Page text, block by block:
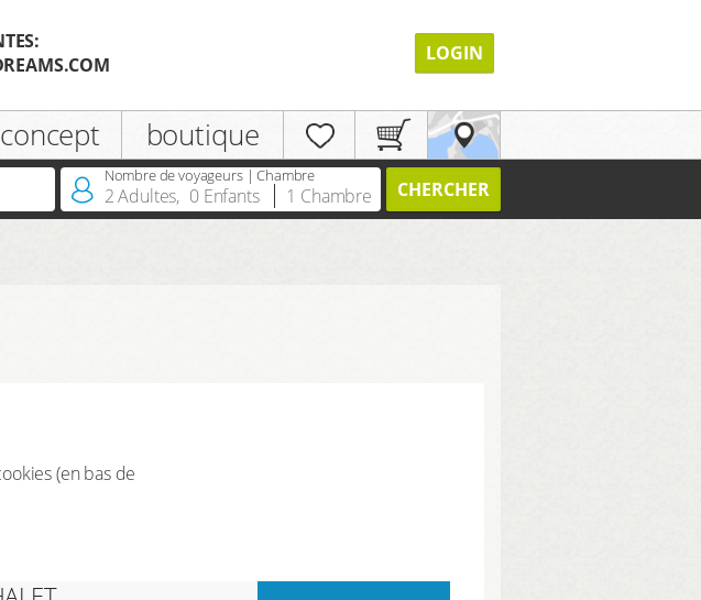
LOGIN
concept boutique
Nombre de voyageurs | Chambre
2 Adultes, 0 Enfants 1 Chambre CHERCHER
(en bas de